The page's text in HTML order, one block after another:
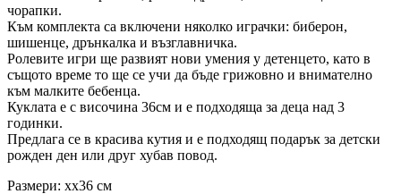
чорапки.
Към комплекта са включени няколко играчки: биберон,
шишенце, дрънкалка и възглавничка.
Ролевите игри ще развият нови умения у детенцето, като в
същото време то ще се учи да бъде грижовно и внимателно
към малките бебенца.
Куклата е с височина 36см и е подходяща за деца над 3
годинки.
Предлага се в красива кутия и е подходящ подарък за детски
рожден ден или друг хубав повод.
Размери: xx36 см